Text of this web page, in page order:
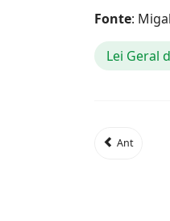
Fonte:
Lei Geral
Ant